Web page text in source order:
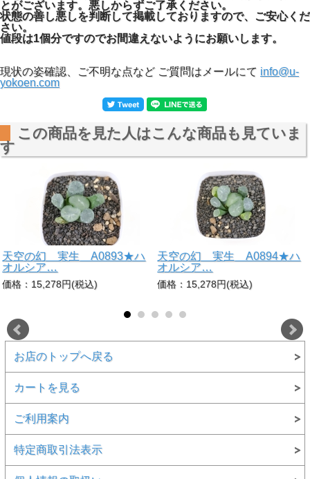
とがございます。悪しからずご了承ください。
状態の善し悪しを判断して掲載しておりますので、ご安心くだ
さい。
値段は1個分ですのでお間違えないようにお願いします。
現状の姿確認、ご不明な点など ご質問はメールにて info@u-
yokoen.com
この商品を見た人はこんな商品も見ていま
す
天空の幻 実生 A0893★ハ
オルシア…
価格：15,278円(税込)
天空の幻 実生 A0894★ハ
オルシア…
価格：15,278円(税込)
お店のトップへ戻る
カートを見る
ご利用案内
特定商取引法表示